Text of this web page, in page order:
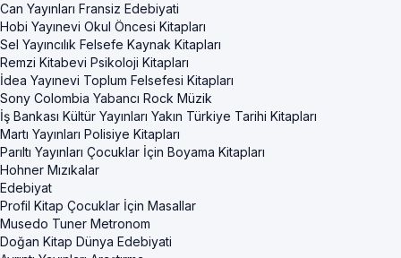
Can Yayınları Fransiz Edebiyati
Hobi Yayınevi Okul Öncesi Kitapları
Sel Yayıncılık Felsefe Kaynak Kitapları
Remzi Kitabevi Psikoloji Kitapları
İdea Yayınevi Toplum Felsefesi Kitapları
Sony Colombia Yabancı Rock Müzik
İş Bankası Kültür Yayınları Yakın Türkiye Tarihi Kitapları
Martı Yayınları Polisiye Kitapları
Parıltı Yayınları Çocuklar İçin Boyama Kitapları
Hohner Mızıkalar
Edebiyat
Profil Kitap Çocuklar İçin Masallar
Musedo Tuner Metronom
Doğan Kitap Dünya Edebiyati